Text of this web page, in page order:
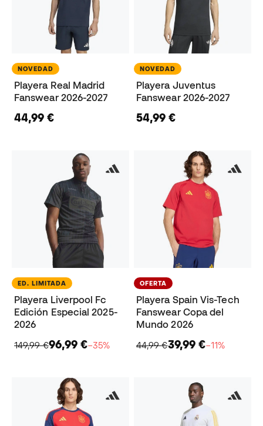
NOVEDAD
Playera Real Madrid
Fanswear 2026-2027
44,99 €
NOVEDAD
Playera Juventus
Fanswear 2026-2027
54,99 €
ED. LIMITADA
Playera Liverpool Fc
Edición Especial 2025-
2026
149,99 €96,99 €−35%
OFERTA
Playera Spain Vis-Tech
Fanswear Copa del
Mundo 2026
44,99 €39,99 €−11%